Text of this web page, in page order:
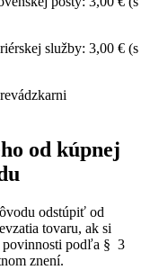
služby: 3,00 € (s
od kúpnej
odstúpiť od
tovaru, ak si
povinnosti podľa § 3
znení.